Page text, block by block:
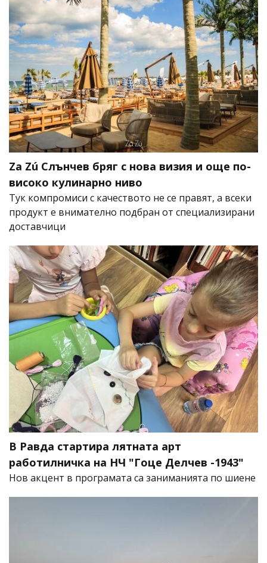
Za Zú Слънчев бряг с нова визия и още по-
високо кулинарно ниво
Тук компромиси с качеството не се правят, а всеки
продукт е внимателно подбран от специализирани
доставчици
В Равда стартира лятната арт
работилничка на НЧ "Гоце Делчев -1943"
Нов акцент в програмата са заниманията по шиене